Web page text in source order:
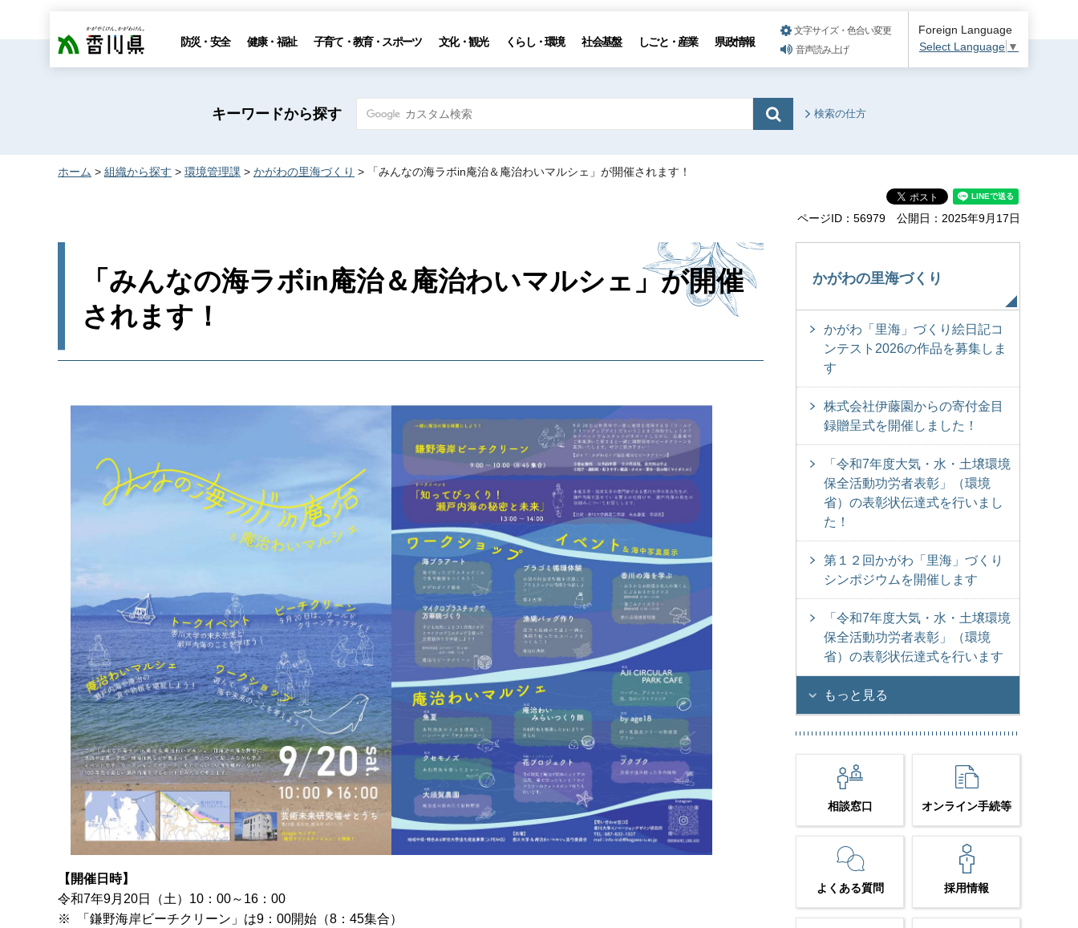
香川県 防災・安全 健康・福祉 子育て・教育・スポーツ 文化・観光 くらし・環境 社会基盤 しごと・産業 県政情報
文字サイズ・色合い変更
音声読み上げ
Foreign Language
Select Language ▼
キーワードから探す 検索の仕方
ホーム > 組織から探す > 環境管理課 > かがわの里海づくり > 「みんなの海ラボin庵治＆庵治わいマルシェ」が開催されます！
ページID：56979 公開日：2025年9月17日
「みんなの海ラボin庵治＆庵治わいマルシェ」が開催
されます！
【開催日時】
令和7年9月20日（土）10：00～16：00
※ 「鎌野海岸ビーチクリーン」は9：00開始（8：45集合）
かがわの里海づくり
かがわ「里海」づくり絵日記コ
ンテスト2026の作品を募集しま
す
株式会社伊藤園からの寄付金目
録贈呈式を開催しました！
「令和7年度大気・水・土壌環境
保全活動功労者表彰」（環境
省）の表彰状伝達式を行いまし
た！
第１２回かがわ「里海」づくり
シンポジウムを開催します
「令和7年度大気・水・土壌環境
保全活動功労者表彰」（環境
省）の表彰状伝達式を行います
もっと見る
相談窓口 オンライン手続等
よくある質問 採用情報